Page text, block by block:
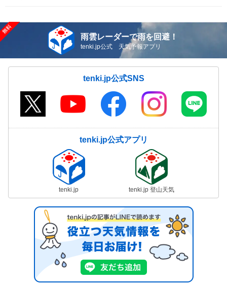
雨雲レーダーで雨を回避！
tenki.jp公式 天気予報アプリ
tenki.jp公式SNS
tenki.jp公式アプリ
tenki.jp tenki.jp 登山天気